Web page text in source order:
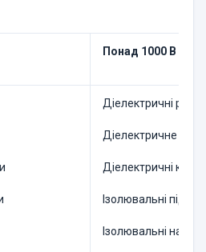
Понад 1000 В
Діелектричні
Діелектричне
Діелектричні
Ізолювальні
Ізолювальні